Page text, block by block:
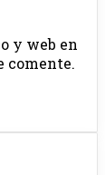
y web en
comente.